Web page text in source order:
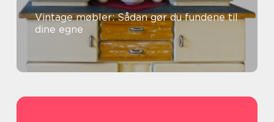
Vintage møbler: Sådan gør du fundene til
dine egne